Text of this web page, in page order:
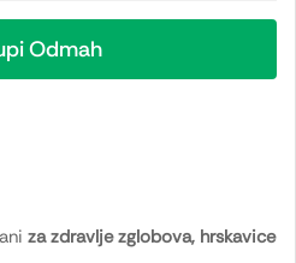
Odmah
za zdravlje zglobova, hrskavice